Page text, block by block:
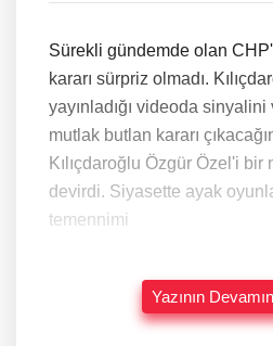
Sürekli gündemde olan
kararı sürpriz olmadı. Kılıçdaroğlu karar öncesi
yayınladığı videoda
mutlak butlan kararı
Kılıçdaroğlu Özgür Özel'i
devirdi. Siyasette ayak oyunları bitmez. Bu arada
temennimi
Yazının